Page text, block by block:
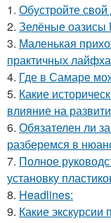
1. Обустройте
2. Зелёные оазисы
3. Маленькая
практичных
4. Где в Самаре
5. Какие
влияние на
6. Обязателен ли
разберемся в
7. Полное
установку
8. Headlines:
9. Какие